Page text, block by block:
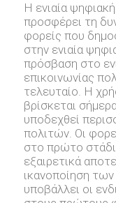
Η ενιαία
προσφέρει τη
φορείς που
στην ενιαία
πρόσβαση στο
επικοινωνίας
τελευταίο. Η
βρίσκεται
υποδεχθεί
πολιτών. Οι
στο πρώτο
εξαιρετικά
ικανοποίηση
υποβάλλει οι